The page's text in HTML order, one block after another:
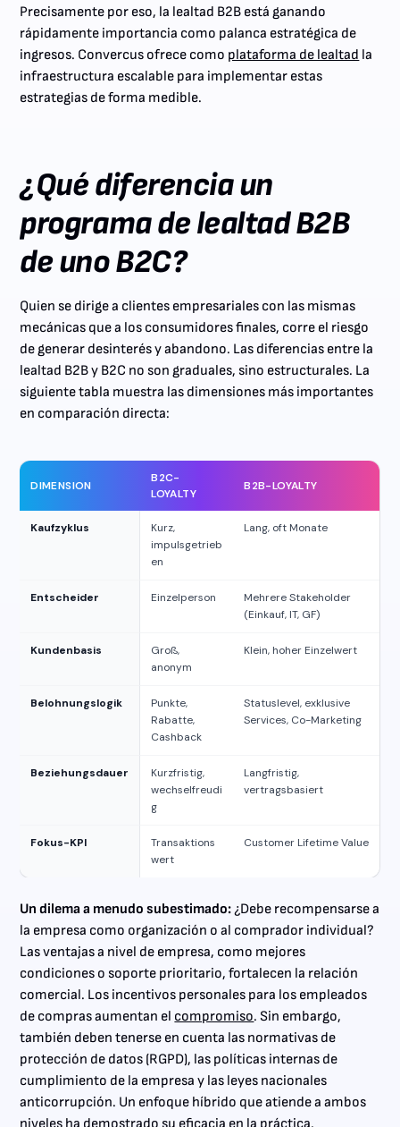
Precisamente por eso, la lealtad B2B está ganando
rápidamente importancia como palanca estratégica de
ingresos. Convercus ofrece como plataforma de lealtad la
infraestructura escalable para implementar estas
estrategias de forma medible.
¿Qué diferencia un
programa de lealtad B2B
de uno B2C?
Quien se dirige a clientes empresariales con las mismas
mecánicas que a los consumidores finales, corre el riesgo
de generar desinterés y abandono. Las diferencias entre la
lealtad B2B y B2C no son graduales, sino estructurales. La
siguiente tabla muestra las dimensiones más importantes
en comparación directa:
DIMENSION
B2C-
LOYALTY
B2B-LOYALTY
Kaufzyklus
Kurz,
impulsgetrieb
en
Lang, oft Monate
Entscheider Einzelperson
Mehrere Stakeholder
(Einkauf, IT, GF)
Kundenbasis
Groß,
anonym
Klein, hoher Einzelwert
Belohnungslogik
Punkte,
Rabatte,
Cashback
Statuslevel, exklusive
Services, Co-Marketing
Beziehungsdauer
Kurzfristig,
wechselfreudi
g
Langfristig,
vertragsbasiert
Fokus-KPI
Transaktions
wert
Customer Lifetime Value
Un dilema a menudo subestimado: ¿Debe recompensarse a
la empresa como organización o al comprador individual?
Las ventajas a nivel de empresa, como mejores
condiciones o soporte prioritario, fortalecen la relación
comercial. Los incentivos personales para los empleados
de compras aumentan el compromiso. Sin embargo,
también deben tenerse en cuenta las normativas de
protección de datos (RGPD), las políticas internas de
cumplimiento de la empresa y las leyes nacionales
anticorrupción. Un enfoque híbrido que atiende a ambos